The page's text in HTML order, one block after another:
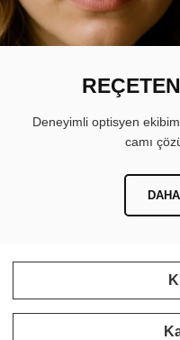
Deneyimli optisyen
camı